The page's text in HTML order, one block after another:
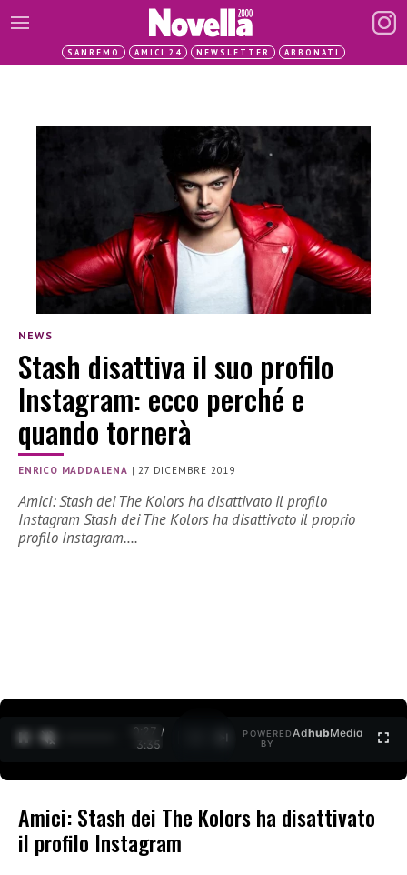
SANREMO AMICI 24 NEWSLETTER ABBONATI
NEWS
Stash disattiva il suo profilo
Instagram: ecco perché e
quando tornerà
ENRICO MADDALENA |27 DICEMBRE 2019
Amici: Stash dei The Kolors ha disattivato il profilo
Instagram Stash dei The Kolors ha disattivato il proprio
profilo Instagram.…
0:27 /
3:35
POWERED
BY
AdhubMedia
Amici: Stash dei The Kolors ha disattivato
il profilo Instagram